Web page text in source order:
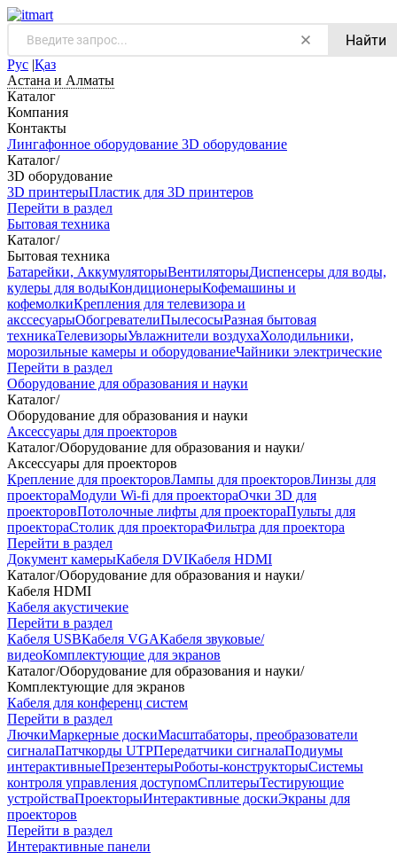
Найти
Рус |Қаз
Астана и Алматы
Каталог
Компания
Контакты
Лингафонное оборудование 3D оборудование
Каталог/
3D оборудование
3D принтерыПластик для 3D принтеров
Перейти в раздел
Бытовая техника
Каталог/
Бытовая техника
Батарейки, АккумуляторыВентиляторыДиспенсеры для воды,
кулеры для водыКондиционерыКофемашины и
кофемолкиКрепления для телевизора и
акссесуарыОбогревателиПылесосыРазная бытовая
техникаТелевизорыУвлажнители воздухаХолодильники,
морозильные камеры и оборудованиеЧайники электрические
Перейти в раздел
Оборудование для образования и науки
Каталог/
Оборудование для образования и науки
Аксессуары для проекторов
Каталог/Оборудование для образования и науки/
Аксессуары для проекторов
Крепление для проекторовЛампы для проекторовЛинзы для
проектораМодули Wi-fi для проектораОчки 3D для
проекторовПотолочные лифты для проектораПульты для
проектораСтолик для проектораФильтра для проектора
Перейти в раздел
Документ камерыКабеля DVIКабеля HDMI
Каталог/Оборудование для образования и науки/
Кабеля HDMI
Кабеля акустичекие
Перейти в раздел
Кабеля USBКабеля VGAКабеля звуковые/
видеоКомплектующие для экранов
Каталог/Оборудование для образования и науки/
Комплектующие для экранов
Кабеля для конференц систем
Перейти в раздел
ЛючкиМаркерные доскиМасштабаторы, преобразователи
сигналаПатчкорды UTPПередатчики сигналаПодиумы
интерактивныеПрезентерыРоботы-конструкторыСистемы
контроля управления доступомСплитерыТестирующие
устройстваПроекторыИнтерактивные доскиЭкраны для
проекторов
Перейти в раздел
Интерактивные панели